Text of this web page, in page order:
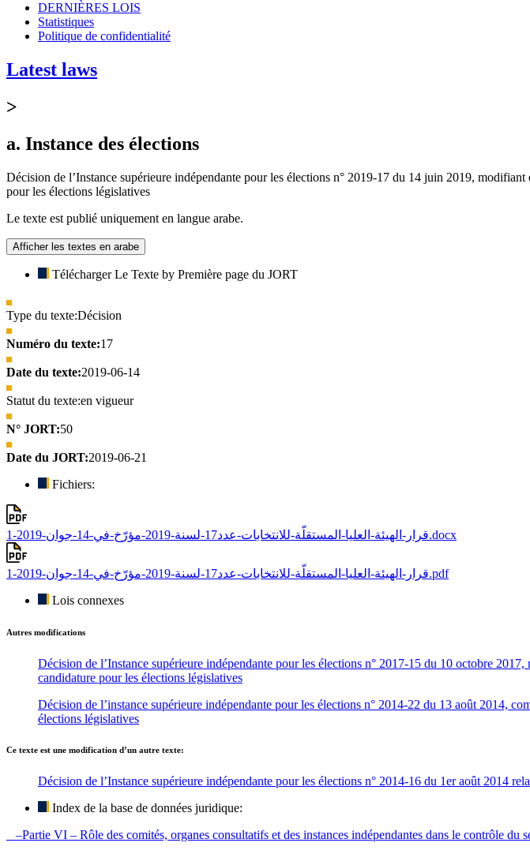
DERNIÈRES LOIS
Statistiques
Politique de confidentialité
Latest laws
>
a. Instance des élections
Décision de l’Instance supérieure indépendante pour les élections n° 2019-17 du 14 juin 2019,
pour les élections législatives
Le texte est publié uniquement en langue arabe.
Afficher les textes en arabe
Télécharger Le Texte by Première page du JORT
Type du texte:Décision
Numéro du texte:17
Date du texte:2019-06-14
Statut du texte:en vigueur
N° JORT:50
Date du JORT:2019-06-21
Fichiers:
قرار-الهيئة-العليا-المستقلّة-للانتخابات-عدد17-لسنة-2019-مؤرّخ-في-14-جوان-2019-1.docx
قرار-الهيئة-العليا-المستقلّة-للانتخابات-عدد17-لسنة-2019-مؤرّخ-في-14-جوان-2019-1.pdf
Lois connexes
Autres modifications
Décision de l’Instance supérieure indépendante pour les élections n° 2017-15 du 10 octobre
candidature pour les élections législatives
Décision de l’instance supérieure indépendante pour les élections n° 2014-22 du 13 août 2014,
élections législatives
Ce texte est une modification d’un autre texte:
Décision de l’Instance supérieure indépendante pour les élections n° 2014-16 du 1er août 2014
Index de la base de données juridique:
–Partie VI – Rôle des comités, organes consultatifs et des instances indépendantes dans le contrôle du